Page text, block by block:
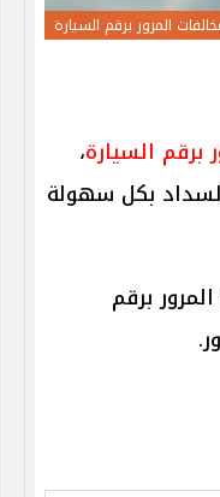
المرور برقم السيارة
برقم السيارة،
لسداد بكل سهولة
برقم